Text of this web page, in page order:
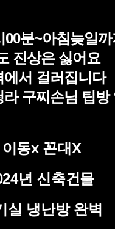
00분~아침늦일까
진상은 싫어요
에서 걸러집니다
라 구찌손님 팁방
이동x 꼰대X
년 신축건물
실 냉난방 완벽